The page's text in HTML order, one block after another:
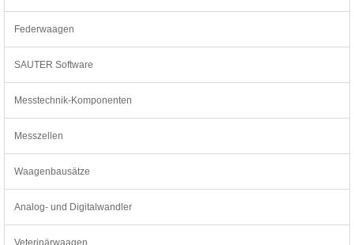
Federwaagen
SAUTER Software
Messtechnik-Komponenten
Messzellen
Waagenbausätze
Analog- und Digitalwandler
Veterinärwaagen